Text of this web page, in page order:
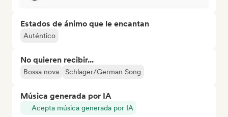
Estados de ánimo que le encantan
Auténtico
No quieren recibir...
Bossa nova Schlager/German Song
Música generada por IA
Acepta música generada por IA